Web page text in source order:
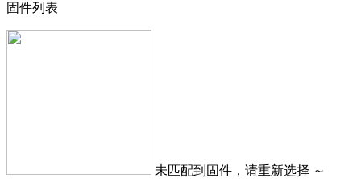
固件列表
未匹配到固件，请重新选择 ～